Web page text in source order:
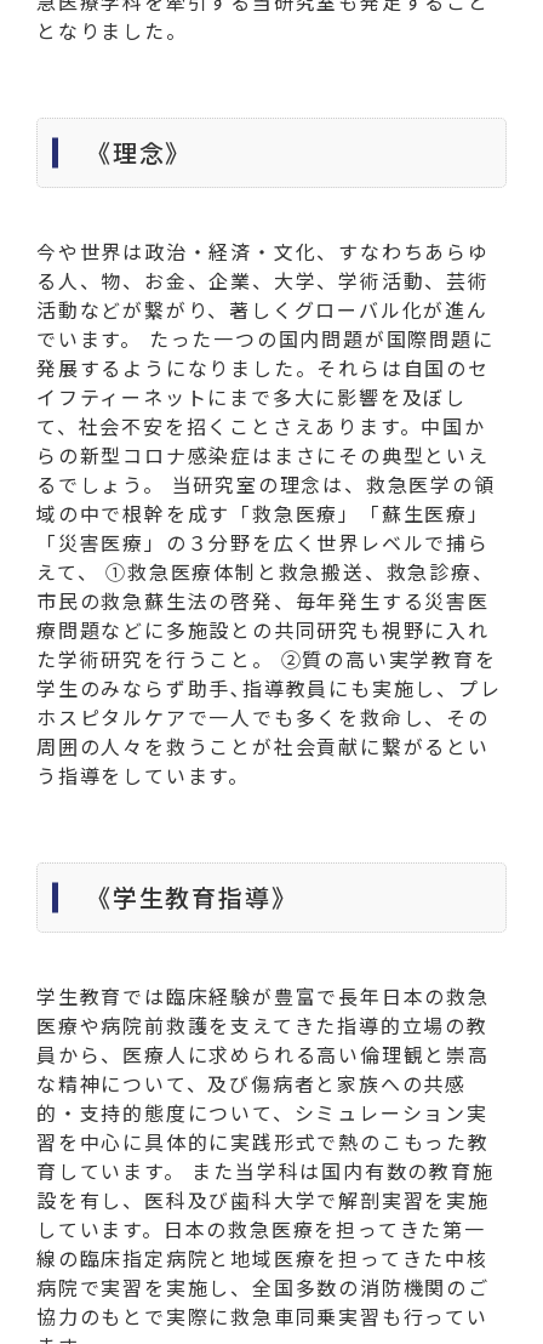
となりました。
《理念》
今や世界は政治・経済・文化、すなわちあらゆ
る人、物、お金、企業、大学、学術活動、芸術
活動などが繋がり、著しくグローバル化が進ん
でいます。 たった一つの国内問題が国際問題に
発展するようになりました。それらは自国のセ
イフティーネットにまで多大に影響を及ぼし
て、社会不安を招くことさえあります。中国か
らの新型コロナ感染症はまさにその典型といえ
るでしょう。 当研究室の理念は、救急医学の領
域の中で根幹を成す「救急医療」「蘇生医療」
「災害医療」の３分野を広く世界レベルで捕ら
えて、 ①救急医療体制と救急搬送、救急診療、
市民の救急蘇生法の啓発、毎年発生する災害医
療問題などに多施設との共同研究も視野に入れ
た学術研究を行うこと。 ②質の高い実学教育を
学生のみならず助手､指導教員にも実施し、プレ
ホスピタルケアで一人でも多くを救命し、その
周囲の人々を救うことが社会貢献に繋がるとい
う指導をしています。
《学生教育指導》
学生教育では臨床経験が豊富で長年日本の救急
医療や病院前救護を支えてきた指導的立場の教
員から、医療人に求められる高い倫理観と崇高
な精神について、及び傷病者と家族への共感
的・支持的態度について、シミュレーション実
習を中心に具体的に実践形式で熱のこもった教
育しています。 また当学科は国内有数の教育施
設を有し、医科及び歯科大学で解剖実習を実施
しています。日本の救急医療を担ってきた第一
線の臨床指定病院と地域医療を担ってきた中核
病院で実習を実施し、全国多数の消防機関のご
協力のもとで実際に救急車同乗実習も行ってい